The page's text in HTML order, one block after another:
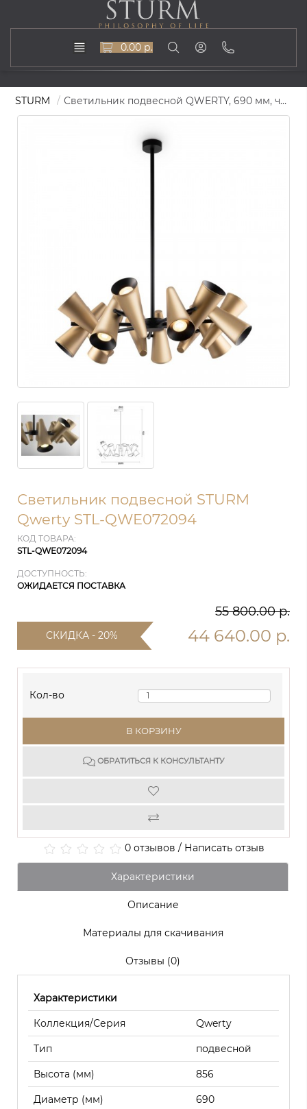
0.00 р.
STURM Светильник подвесной QWERTY, 690 мм, черный/латунь, STL-QWE072094
Светильник подвесной STURM
Qwerty STL-QWE072094
КОД ТОВАРА:
STL-QWE072094
ДОСТУПНОСТЬ:
ОЖИДАЕТСЯ ПОСТАВКА
55 800.00 р.
СКИДКА - 20% 44 640.00 р.
Кол-во
В КОРЗИНУ
ОБРАТИТЬСЯ К КОНСУЛЬТАНТУ
0 отзывов / Написать отзыв
Характеристики
Описание
Материалы для скачивания
Отзывы (0)
Характеристики
Коллекция/Серия Qwerty
Тип подвесной
Высота (мм) 856
Диаметр (мм) 690